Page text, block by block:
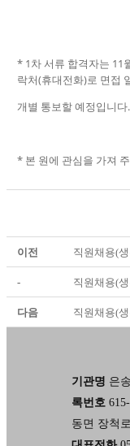
* 1차 서류 합격자는 11
락처(휴대전화)로 면접
개별 통보할 예정입니다.
* 본 원에 관심을 가져
이전 직원채용(
- 직원채용(
다음 직원채용(
기관명 은
록번호
동면 장척